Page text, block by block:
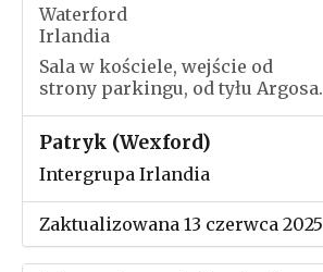
Waterford
Irlandia
Sala w kościele, wejście od
strony parkingu, od tyłu Argosa.
Patryk (Wexford)
Intergrupa Irlandia
Zaktualizowana 13 czerwca 2025